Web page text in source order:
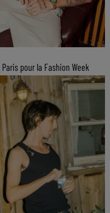
pour la Fashion Week